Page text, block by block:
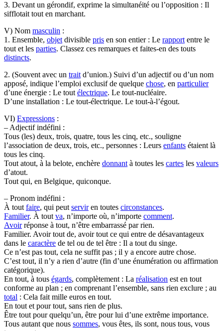
3. Devant un gérondif, exprime la simultanéité ou l’opposition : Il
sifflotait tout en marchant.
V) Nom masculin :
1. Ensemble, objet divisible pris en son entier : Le rapport entre le
tout et les parties. Classez ces remarques et faites-en des touts
distincts.
2. (Souvent avec un trait d’union.) Suivi d’un adjectif ou d’un nom
apposé, indique l’emploi exclusif de quelque chose, en particulier
d’une énergie : Le tout électrique. Le tout-nucléaire.
D’une installation : Le tout-électrique. Le tout-à-l’égout.
VI) Expressions :
– Adjectif indéfini :
Tous (les) deux, trois, quatre, tous les cinq, etc., souligne
l’association de deux, trois, etc., personnes : Leurs enfants étaient là
tous les cinq.
Tout atout, à la belote, enchère donnant à toutes les cartes les valeurs
d’atout.
Tout qui, en Belgique, quiconque.
– Pronom indéfini :
À tout faire, qui peut serviren toutes circonstances.
Familier. À tout va, n’importe où, n’importe comment.
Avoirréponse à tout, n’être embarrassé par rien.
Familier. Avoir tout de, avoir tout ce qui entre de désavantageux
dans le caractère de tel ou de tel être : Il a tout du singe.
Ce n’est pas tout, cela ne suffit pas ; il y a encore autre chose.
C’est tout, il n’y a rien d’autre (fin d’une énumération ou affirmation
catégorique).
En tout, à tous égards, complètement : La réalisation est en tout
conforme au plan ; en comprenant l’ensemble, sans rien exclure ; au
total : Cela fait mille euros en tout.
En tout et pour tout, sans rien de plus.
Être tout pour quelqu’un, être pour lui d’une extrême importance.
Tous autant que nous sommes, vous êtes, ils sont, nous tous, vous